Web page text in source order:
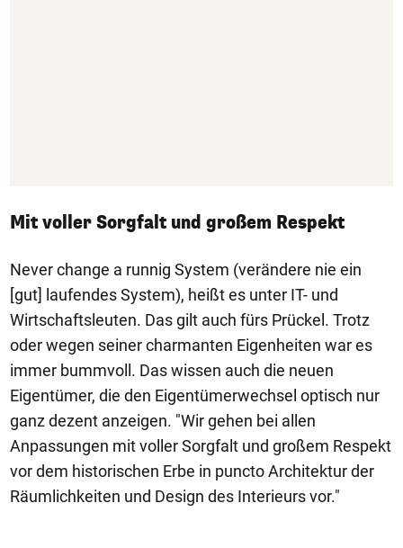
Mit voller Sorgfalt und großem Respekt
Never change a runnig System (verändere nie ein
[gut] laufendes System), heißt es unter IT- und
Wirtschaftsleuten. Das gilt auch fürs Prückel. Trotz
oder wegen seiner charmanten Eigenheiten war es
immer bummvoll. Das wissen auch die neuen
Eigentümer, die den Eigentümerwechsel optisch nur
ganz dezent anzeigen. "Wir gehen bei allen
Anpassungen mit voller Sorgfalt und großem Respekt
vor dem historischen Erbe in puncto Architektur der
Räumlichkeiten und Design des Interieurs vor."